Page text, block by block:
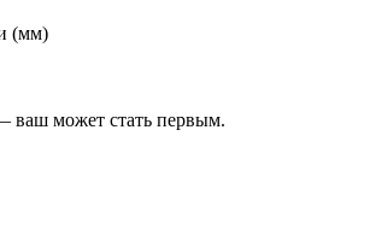
(мм)
ваш может стать первым.